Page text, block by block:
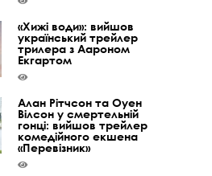
«Хижі води»: вийшов
український трейлер
трилера з Аароном
Екгартом
Алан Рітчсон та Оуен
Вілсон у смертельній
гонці: вийшов трейлер
комедійного екшена
«Перевізник»